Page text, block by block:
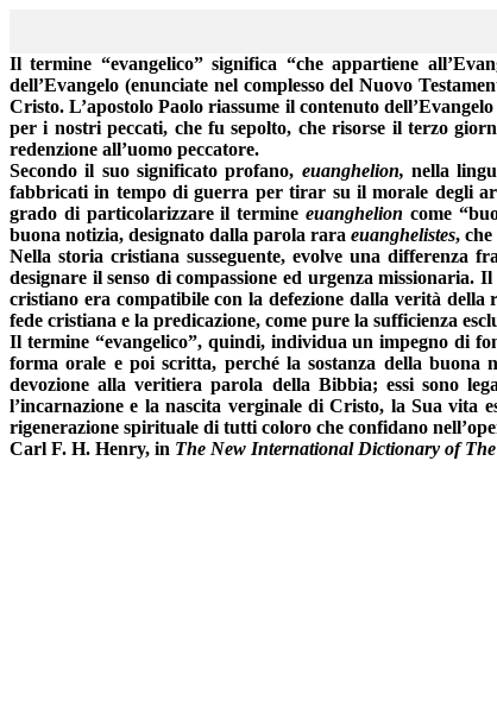
Il termine “evangelico” significa “che appartiene
dell’Evangelo (enunciate nel complesso del Nuovo
Cristo. L’apostolo Paolo riassume il contenuto
per i nostri peccati, che fu sepolto, che risorse il terzo
redenzione all’uomo peccatore.
Secondo il suo significato profano, euanghelion,nella
fabbricati in tempo di guerra per tirar su il morale degli
grado di particolarizzareil termine euanghelion come
buona notizia, designato dalla parola rara euanghelistes,
Nella storia cristiana susseguente, evolve una differenza
designare il senso di compassione ed urgenza
cristiano era compatibile con la defezione dalla verità
fede cristiana e la predicazione, come pure la sufficienza
Il termine “evangelico”, quindi, individua un impegnodi
forma orale e poi scritta, perché la sostanza della buona
devozione alla veritiera parola della Bibbia; essi sono
l’incarnazione e la nascita verginale di Cristo, la Sua vita
rigenerazione spirituale di tutti coloro che confidano
Carl F. H. Henry, in The New International Dictionary of